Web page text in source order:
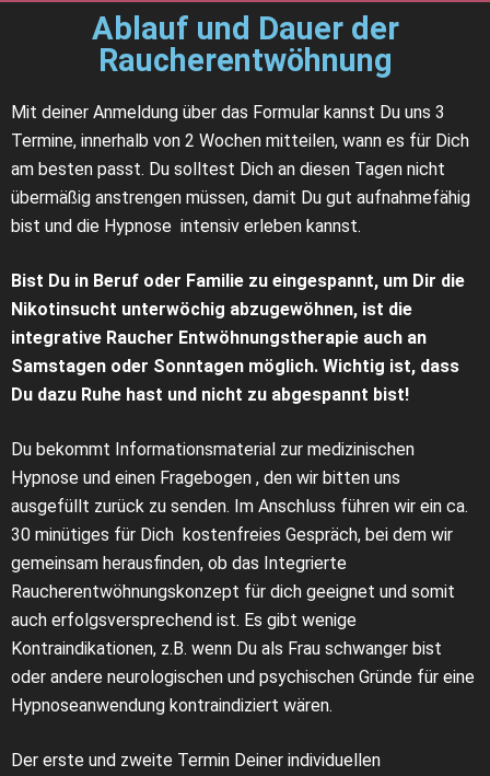
Ablauf und Dauer der
Raucherentwöhnung
Mit deiner Anmeldung über das Formular kannst Du uns 3
Termine, innerhalb von 2 Wochen mitteilen, wann es für Dich
am besten passt. Du solltest Dich an diesen Tagen nicht
übermäßig anstrengen müssen, damit Du gut aufnahmefähig
bist und die Hypnose intensiv erleben kannst.
Bist Du in Beruf oder Familie zu eingespannt, um Dir die
Nikotinsucht unterwöchig abzugewöhnen, ist die
integrative Raucher Entwöhnungstherapie auch an
Samstagen oder Sonntagen möglich. Wichtig ist, dass
Du dazu Ruhe hast und nicht zu abgespannt bist!
Du bekommt Informationsmaterial zur medizinischen
Hypnose und einen Fragebogen , den wir bitten uns
ausgefüllt zurück zu senden. Im Anschluss führen wir ein ca.
30 minütiges für Dich kostenfreies Gespräch, bei dem wir
gemeinsam herausfinden, ob das Integrierte
Raucherentwöhnungskonzept für dich geeignet und somit
auch erfolgsversprechend ist. Es gibt wenige
Kontraindikationen, z.B. wenn Du als Frau schwanger bist
oder andere neurologischen und psychischen Gründe für eine
Hypnoseanwendung kontraindiziert wären.
Der erste und zweite Termin Deiner individuellen